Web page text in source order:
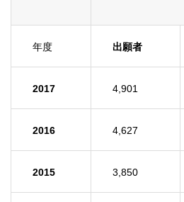
年度 出願者
2017 4,901
2016 4,627
2015 3,850